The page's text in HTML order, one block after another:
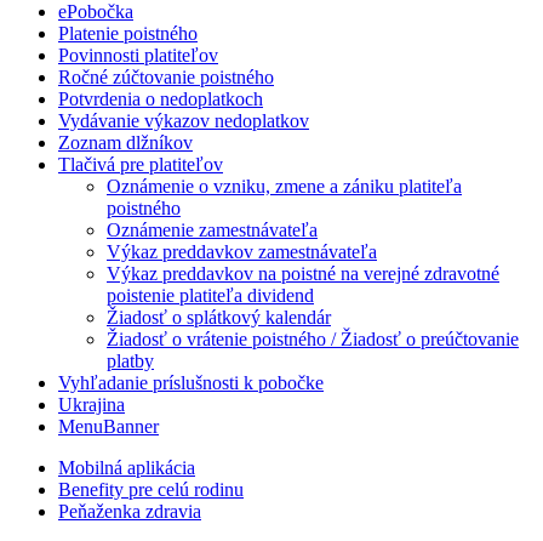
ePobočka
Platenie poistného
Povinnosti platiteľov
Ročné zúčtovanie poistného
Potvrdenia o nedoplatkoch
Vydávanie výkazov nedoplatkov
Zoznam dlžníkov
Tlačivá pre platiteľov
Oznámenie o vzniku, zmene a zániku platiteľa
poistného
Oznámenie zamestnávateľa
Výkaz preddavkov zamestnávateľa
Výkaz preddavkov na poistné na verejné zdravotné
poistenie platiteľa dividend
Žiadosť o splátkový kalendár
Žiadosť o vrátenie poistného / Žiadosť o preúčtovanie
platby
Vyhľadanie príslušnosti k pobočke
Ukrajina
MenuBanner
Mobilná aplikácia
Benefity pre celú rodinu
Peňaženka zdravia